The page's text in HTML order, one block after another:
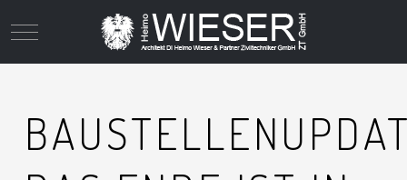
Mobile Menu Toggle